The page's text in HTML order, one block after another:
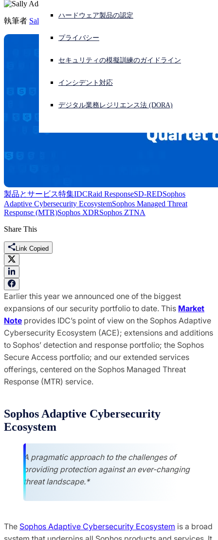
サイバー攻撃を受けている場合、連絡先はこちら
ハードウェア製品の認定
プライバシー
セキュリティの模擬訓練のガイドライン
インシデント対応
デジタル業務レジリエンス法 (DORA)
執筆者 Sally Adam
製品とサービス特集IDCRaid ResponseSD-REDSophos
Adaptive Cybersecurity EcosystemSophos Managed Threat
Response (MTR)Sophos XDRSophos ZTNA
Share This
Link Copied
Earlier this year we announced one of the biggest
expansions of our security portfolio to date. This Market
Note provides IDC’s point of view on the Sophos Adaptive
Cybersecurity Ecosystem (ACE); extensions and additions
to Sophos’ detection and response portfolio; the Sophos
Secure Access portfolio; and our extended services
offerings, centered on the Sophos Managed Threat
Response (MTR) service.
Sophos Adaptive Cybersecurity
Ecosystem
A pragmatic approach to the challenges of
providing protection against an ever-changing
threat landscape.*
The Sophos Adaptive Cybersecurity Ecosystem is a broad